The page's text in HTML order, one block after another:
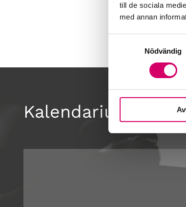
till de sociala
med annan
Nödvändig
Kalendarium